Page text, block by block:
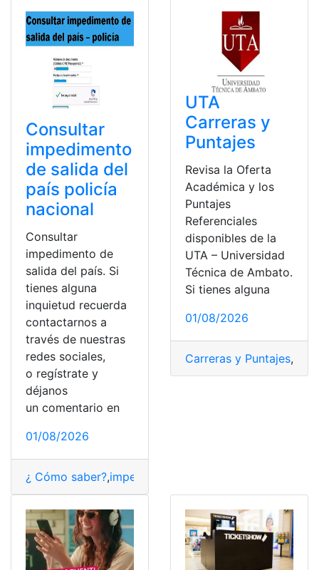
Consultar
impedimento
de salida del
país policía
nacional
Consultar
impedimento de
salida del país. Si
tienes alguna
inquietud recuerda
contactarnos a
través de nuestras
redes sociales,
o regístrate y
déjanos
un comentario en
01/08/2026
¿ Cómo saber?,impedimento
UTA
Carreras y
Puntajes
Revisa la Oferta
Académica y los
Puntajes
Referenciales
disponibles de la
UTA – Universidad
Técnica de Ambato.
Si tienes alguna
01/08/2026
Carreras y Puntajes,